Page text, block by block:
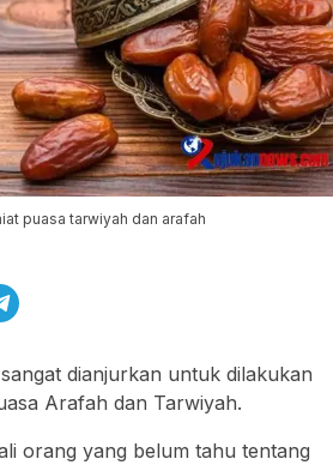
puasa tarwiyah dan arafah
dianjurkan untuk dilakukan
Arafah dan Tarwiyah.
orang yang belum tahu tentang